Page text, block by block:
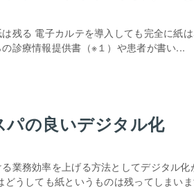
残る 電子カルテを導入しても完全に紙
診療情報提供書（※１）や患者が書い...
の良いデジタル化
業務効率を上げる方法としてデジタル化
うしても紙というものは残ってしまい